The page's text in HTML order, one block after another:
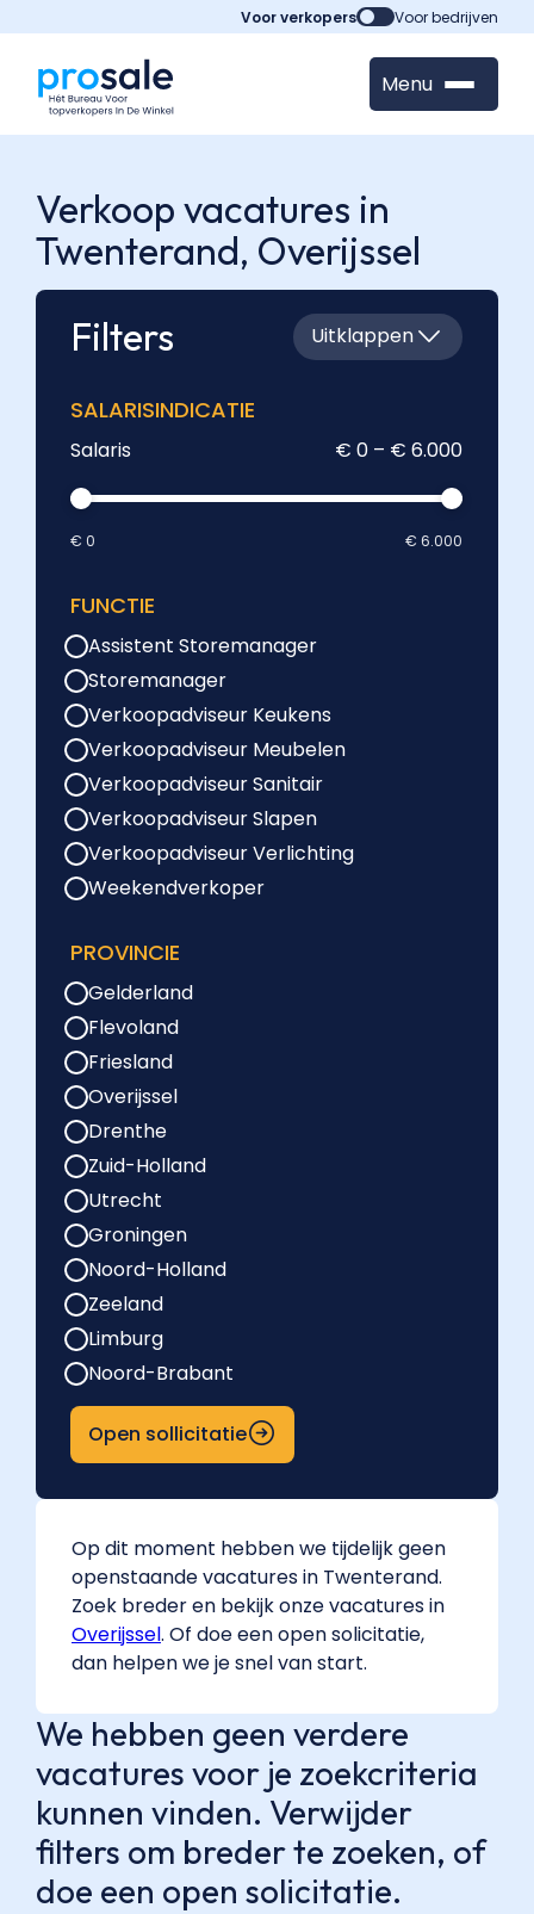
Voor verkopers Voor bedrijven
Menu
Verkoop vacatures in
Twenterand, Overijssel
Filters
Uitklappen
SALARISINDICATIE
Salaris € 0 – € 6.000
€ 0 € 6.000
FUNCTIE
Assistent Storemanager
Storemanager
Verkoopadviseur Keukens
Verkoopadviseur Meubelen
Verkoopadviseur Sanitair
Verkoopadviseur Slapen
Verkoopadviseur Verlichting
Weekendverkoper
PROVINCIE
Gelderland
Flevoland
Friesland
Overijssel
Drenthe
Zuid-Holland
Utrecht
Groningen
Noord-Holland
Zeeland
Limburg
Noord-Brabant
Open sollicitatie
Op dit moment hebben we tijdelijk geen
openstaande vacatures in Twenterand.
Zoek breder en bekijk onze vacatures in
Overijssel. Of doe een open solicitatie,
dan helpen we je snel van start.
We hebben geen verdere
vacatures voor je zoekcriteria
kunnen vinden. Verwijder
filters om breder te zoeken, of
doe een open solicitatie.